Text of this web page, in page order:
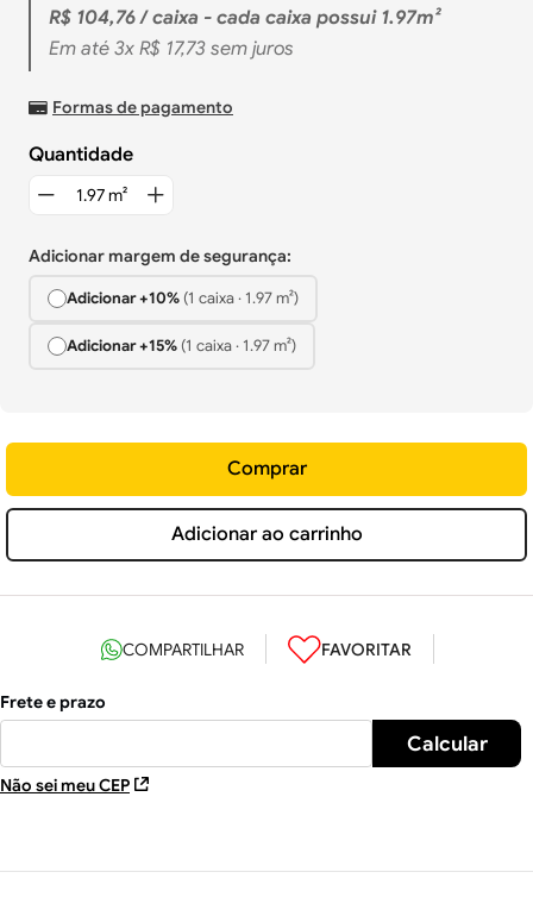
R$ 104,76/ caixa - cada caixa possui 1.97m²
Em até 3x R$ 17,73sem juros
Formas de pagamento
Quantidade
Adicionar margem de segurança:
Adicionar +10%(1 caixa· 1.97m²)
Adicionar +15%(1 caixa· 1.97m²)
Adicionar ao carrinho
Comprar
Não sei meu CEP